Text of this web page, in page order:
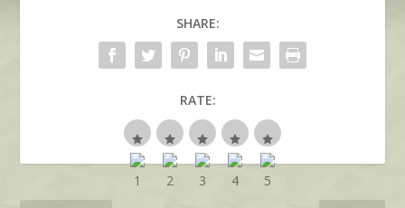
SHARE:
RATE: